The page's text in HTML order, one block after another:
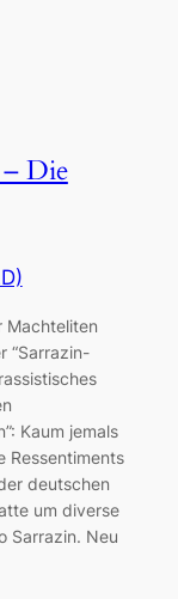
– Die
Machteliten
“Sarrazin-
Kaum jemals
Ressentiments
deutschen
um diverse
Sarrazin. Neu